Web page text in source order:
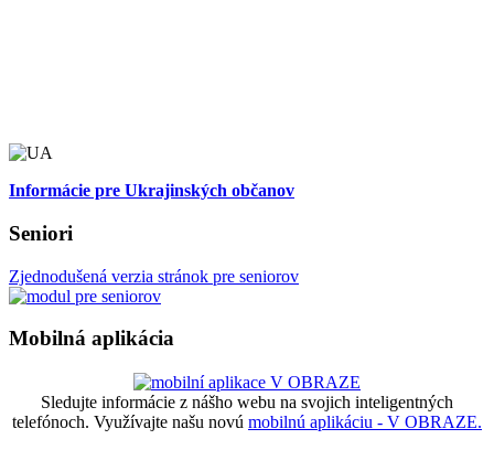
Informácie pre Ukrajinských občanov
Seniori
Zjednodušená verzia stránok pre seniorov
Mobilná aplikácia
Sledujte informácie z nášho webu na svojich inteligentných
telefónoch. Využívajte našu novú mobilnú aplikáciu - V OBRAZE.